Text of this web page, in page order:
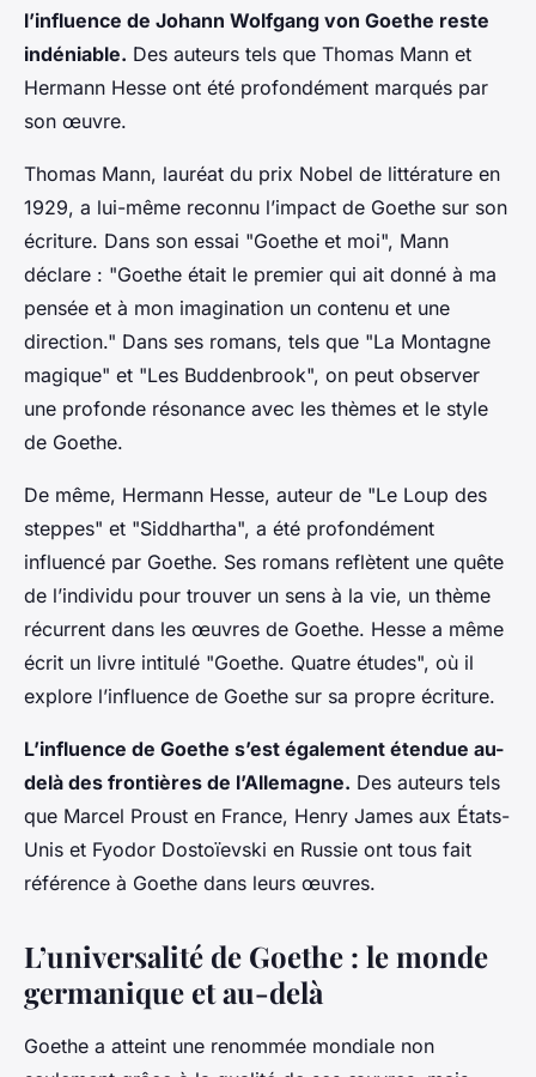
l’influence de Johann Wolfgang von Goethe reste
indéniable. Des auteurs tels que Thomas Mann et
Hermann Hesse ont été profondément marqués par
son œuvre.
Thomas Mann, lauréat du prix Nobel de littérature en
1929, a lui-même reconnu l’impact de Goethe sur son
écriture. Dans son essai "Goethe et moi", Mann
déclare : "Goethe était le premier qui ait donné à ma
pensée et à mon imagination un contenu et une
direction." Dans ses romans, tels que "La Montagne
magique" et "Les Buddenbrook", on peut observer
une profonde résonance avec les thèmes et le style
de Goethe.
De même, Hermann Hesse, auteur de "Le Loup des
steppes" et "Siddhartha", a été profondément
influencé par Goethe. Ses romans reflètent une quête
de l’individu pour trouver un sens à la vie, un thème
récurrent dans les œuvres de Goethe. Hesse a même
écrit un livre intitulé "Goethe. Quatre études", où il
explore l’influence de Goethe sur sa propre écriture.
L’influence de Goethe s’est également étendue au-
delà des frontières de l’Allemagne. Des auteurs tels
que Marcel Proust en France, Henry James aux États-
Unis et Fyodor Dostoïevski en Russie ont tous fait
référence à Goethe dans leurs œuvres.
L’universalité de Goethe : le monde
germanique et au-delà
Goethe a atteint une renommée mondiale non